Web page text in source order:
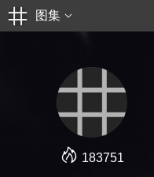
图集
183751